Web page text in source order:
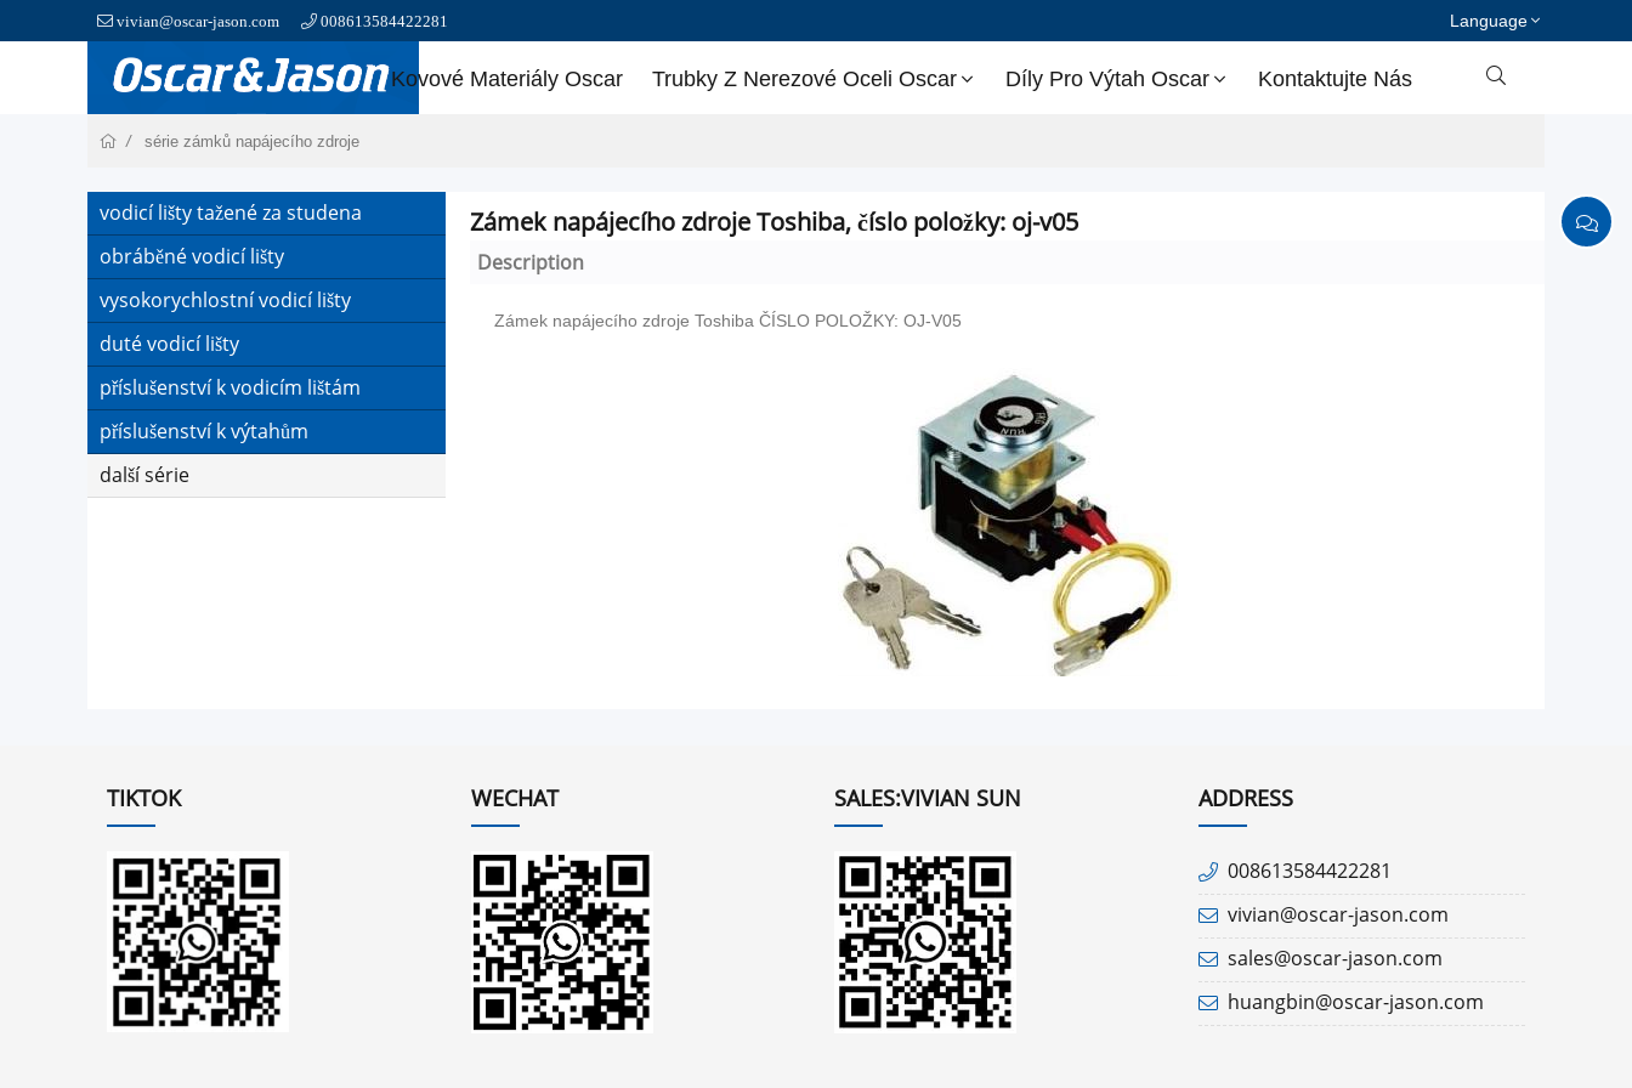
vivian@oscar-jason.com 008613584422281 Language
Kovové Materiály Oscar Trubky Z Nerezové Oceli Oscar Díly Pro Výtah Oscar Kontaktujte Nás 
série zámků napájecího zdroje
vodicí lišty tažené za studena
obráběné vodicí lišty
vysokorychlostní vodicí lišty
duté vodicí lišty
příslušenství k vodicím lištám
příslušenství k výtahům
další série
Zámek napájecího zdroje Toshiba, číslo položky: oj-v05
Description
Zámek napájecího zdroje Toshiba ČÍSLO POLOŽKY: OJ-V05
TIKTOK WECHAT SALES:VIVIAN SUN ADDRESS
008613584422281
vivian@oscar-jason.com
sales@oscar-jason.com
huangbin@oscar-jason.com